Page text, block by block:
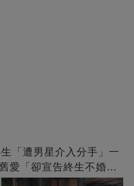
「遭男星介入分手」一